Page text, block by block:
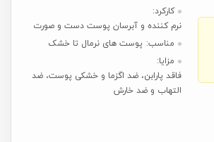
کارکرد:
نرم کننده و آبرسان پوست دست و صورت
مناسب: پوست های نرمال تا خشک
مزایا:
فاقد پارابن، ضد اگزما و خشکی پوست، ضد
التهاب و ضد خارش